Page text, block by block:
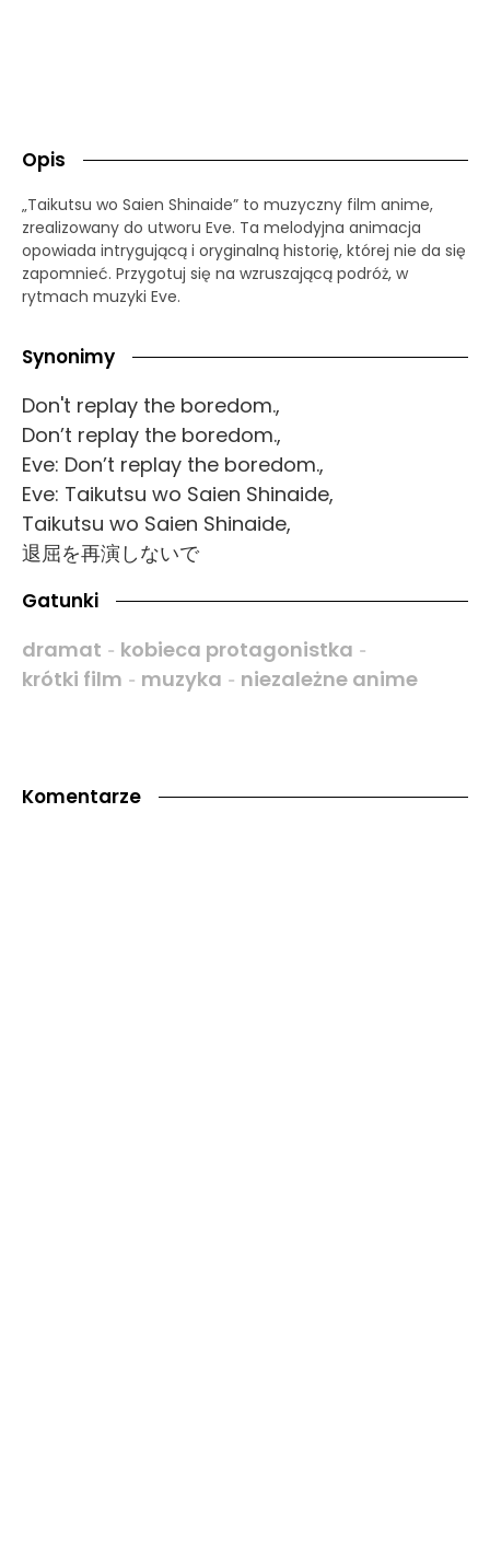
Opis
„Taikutsu wo Saien Shinaide” to muzyczny film anime,
zrealizowany do utworu Eve. Ta melodyjna animacja
opowiada intrygującą i oryginalną historię, której nie da się
zapomnieć. Przygotuj się na wzruszającą podróż, w
rytmach muzyki Eve.
Synonimy
Don't replay the boredom.,
Don’t replay the boredom.,
Eve: Don’t replay the boredom.,
Eve: Taikutsu wo Saien Shinaide,
Taikutsu wo Saien Shinaide,
退屈を再演しないで
Gatunki
dramat - kobieca protagonistka -
krótki film - muzyka - niezależne anime
Komentarze